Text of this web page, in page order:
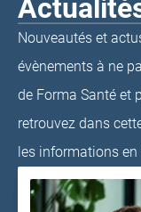
Nouveautés et
évènements à ne
de Forma Santé et
retrouvez dans
les informations en